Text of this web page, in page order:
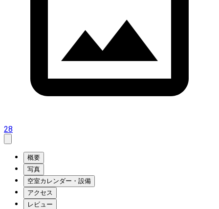
28
概要
写真
空室カレンダー・設備
アクセス
レビュー